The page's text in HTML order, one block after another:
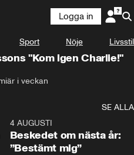
Logga in
Sport Nöje Livsstil
"Kom igen Charlie!"
i veckan
SE ALLA
4 AUGUSTI
Beskedet om nästa år:
”Bestämt mig”